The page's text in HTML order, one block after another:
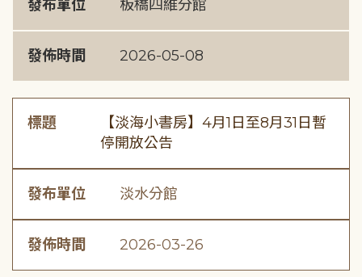
發布單位 板橋四維分館
發佈時間 2026-05-08
標題
【淡海小書房】4月1日至8月31日暫
停開放公告
發布單位 淡水分館
發佈時間 2026-03-26